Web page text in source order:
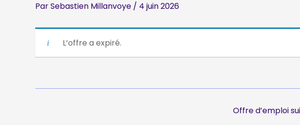
ParSebastien Millanvoye / 4 juin 2026
L’offre a expiré.
Offre d’emploi